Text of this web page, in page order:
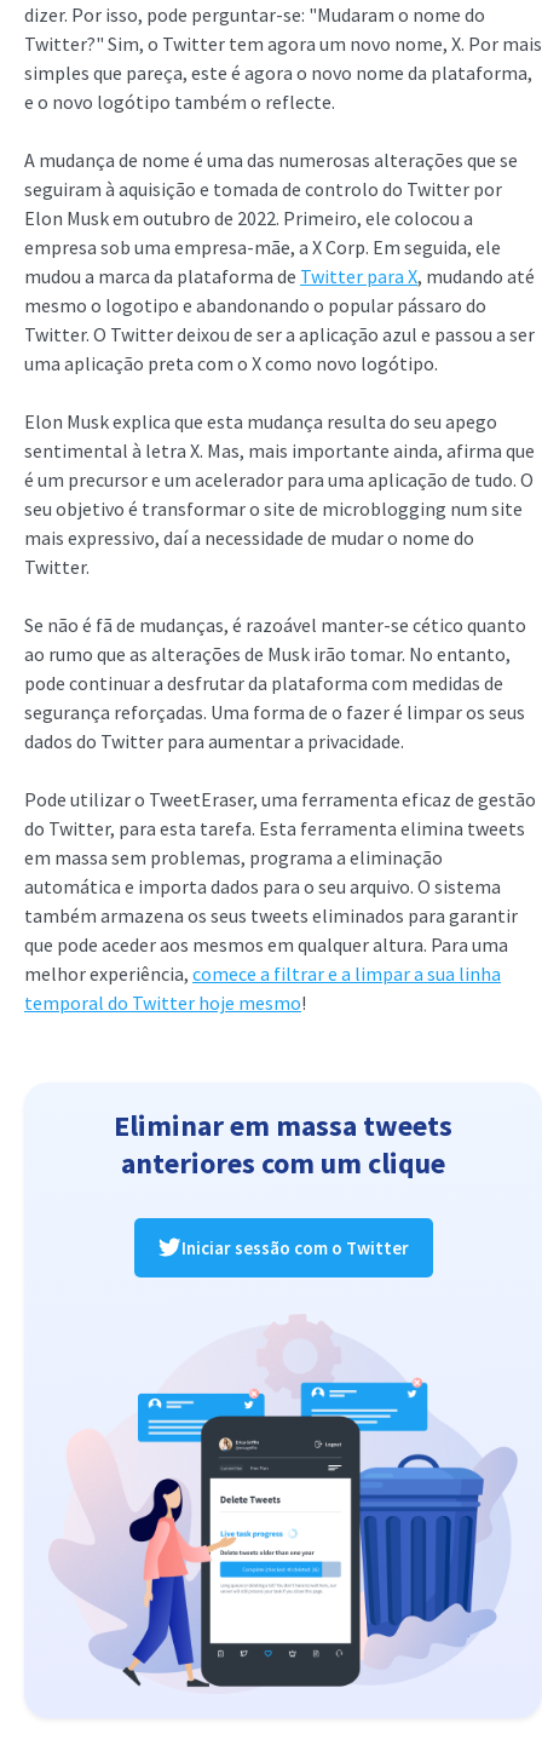
dizer. Por isso, pode perguntar-se: "Mudaram o nome do
Twitter?" Sim, o Twitter tem agora um novo nome, X. Por mais
simples que pareça, este é agora o novo nome da plataforma,
e o novo logótipo também o reflecte.
A mudança de nome é uma das numerosas alterações que se
seguiram à aquisição e tomada de controlo do Twitter por
Elon Musk em outubro de 2022. Primeiro, ele colocou a
empresa sob uma empresa-mãe, a X Corp. Em seguida, ele
mudou a marca da plataforma de Twitter para X, mudando até
mesmo o logotipo e abandonando o popular pássaro do
Twitter. O Twitter deixou de ser a aplicação azul e passou a ser
uma aplicação preta com o X como novo logótipo.
Elon Musk explica que esta mudança resulta do seu apego
sentimental à letra X. Mas, mais importante ainda, afirma que
é um precursor e um acelerador para uma aplicação de tudo. O
seu objetivo é transformar o site de microblogging num site
mais expressivo, daí a necessidade de mudar o nome do
Twitter.
Se não é fã de mudanças, é razoável manter-se cético quanto
ao rumo que as alterações de Musk irão tomar. No entanto,
pode continuar a desfrutar da plataforma com medidas de
segurança reforçadas. Uma forma de o fazer é limpar os seus
dados do Twitter para aumentar a privacidade.
Pode utilizar o TweetEraser, uma ferramenta eficaz de gestão
do Twitter, para esta tarefa. Esta ferramenta elimina tweets
em massa sem problemas, programa a eliminação
automática e importa dados para o seu arquivo. O sistema
também armazena os seus tweets eliminados para garantir
que pode aceder aos mesmos em qualquer altura. Para uma
melhor experiência, comece a filtrar e a limpar a sua linha
temporal do Twitter hoje mesmo!
Eliminar em massa tweets
anteriores com um clique
Iniciar sessão com o Twitter